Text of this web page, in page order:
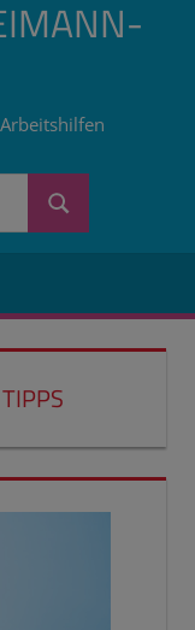
Suchen